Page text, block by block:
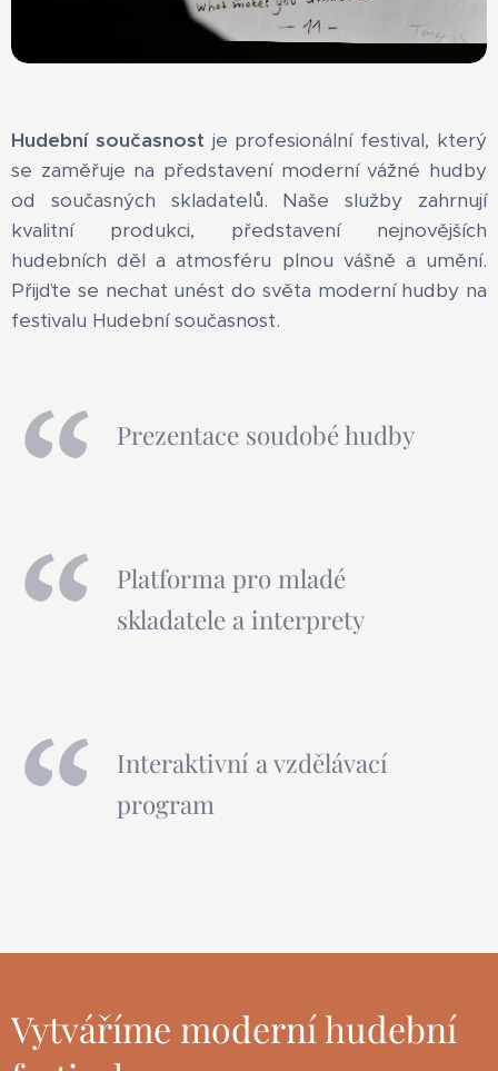
Hudební současnost je profesionální festival, který
se zaměřuje na představení moderní vážné hudby
od současných skladatelů. Naše služby zahrnují
kvalitní produkci, představení nejnovějších
hudebních děl a atmosféru plnou vášně a umění.
Přijďte se nechat unést do světa moderní hudby na
festivalu Hudební současnost.
Prezentace soudobé hudby
Platforma pro mladé
skladatele a interprety
Interaktivní a vzdělávací
program
Vytváříme moderní hudební